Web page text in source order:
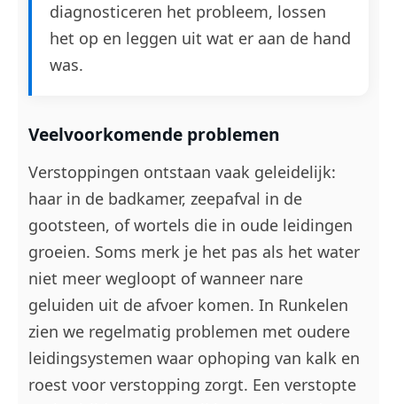
diagnosticeren het probleem, lossen
het op en leggen uit wat er aan de hand
was.
Veelvoorkomende problemen
Verstoppingen ontstaan vaak geleidelijk:
haar in de badkamer, zeepafval in de
gootsteen, of wortels die in oude leidingen
groeien. Soms merk je het pas als het water
niet meer wegloopt of wanneer nare
geluiden uit de afvoer komen. In Runkelen
zien we regelmatig problemen met oudere
leidingsystemen waar ophoping van kalk en
roest voor verstopping zorgt. Een verstopte